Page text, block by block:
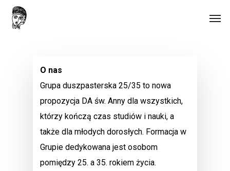
Skip
O nas
Grupa duszpasterska 25/35 to nowa
propozycja DA św. Anny dla wszystkich,
którzy kończą czas studiów i nauki, a
także dla młodych dorosłych. Formacja w
Grupie dedykowana jest osobom
pomiędzy 25. a 35. rokiem życia.